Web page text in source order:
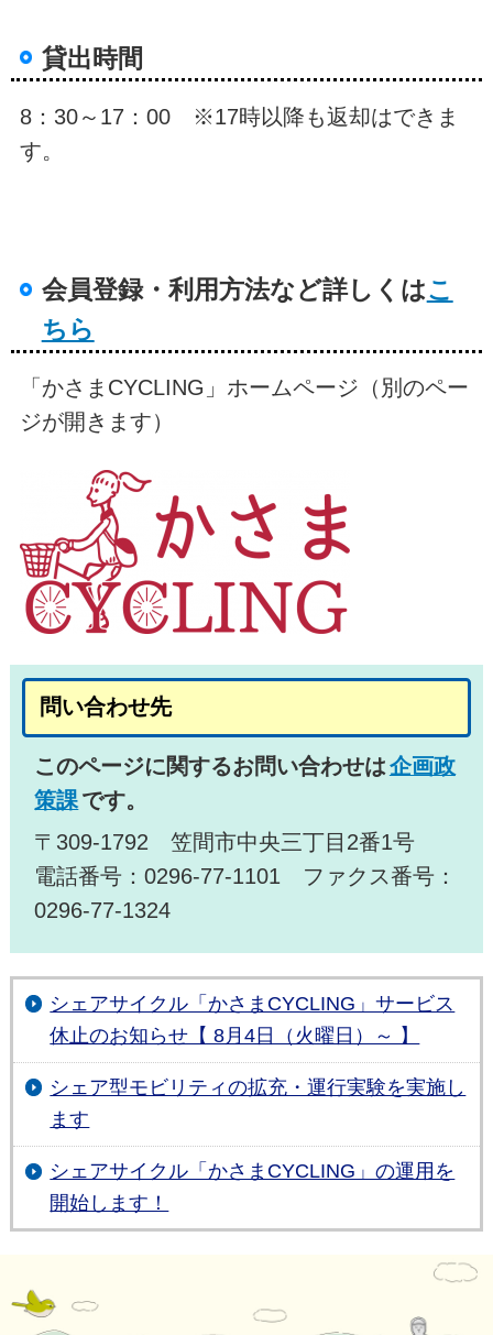
貸出時間
8：30～17：00 ※17時以降も返却はできま
す。
会員登録・利用方法など詳しくはこ
ちら
「かさまCYCLING」ホームページ（別のペー
ジが開きます）
問い合わせ先
このページに関するお問い合わせは企画政
策課です。
〒309-1792 笠間市中央三丁目2番1号
電話番号：0296-77-1101 ファクス番号：
0296-77-1324
シェアサイクル「かさまCYCLING」サービス
休止のお知らせ【 8月4日（火曜日）～ 】
シェア型モビリティの拡充・運行実験を実施し
ます
シェアサイクル「かさまCYCLING」の運用を
開始します！